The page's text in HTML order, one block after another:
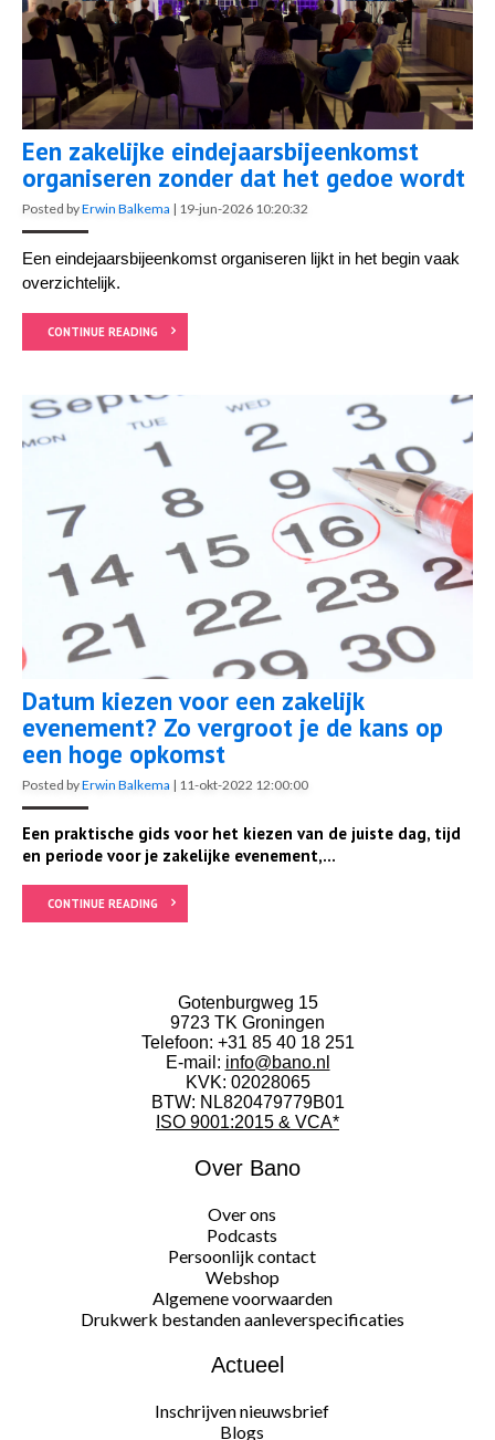
Een zakelijke eindejaarsbijeenkomst
organiseren zonder dat het gedoe wordt
Posted byErwin Balkema | 19-jun-2026 10:20:32
Een eindejaarsbijeenkomst organiseren lijkt in het begin vaak
overzichtelijk.
CONTINUE READING
Datum kiezen voor een zakelijk
evenement? Zo vergroot je de kans op
een hoge opkomst
Posted byErwin Balkema | 11-okt-2022 12:00:00
Een praktische gids voor het kiezen van de juiste dag, tijd
en periode voor je zakelijke evenement,...
CONTINUE READING
Gotenburgweg 15
9723 TK Groningen
Telefoon: +31 85 40 18 251
E-mail: info@bano.nl
KVK: 02028065
BTW: NL820479779B01
ISO 9001:2015 & VCA*
Over Bano
Over ons
Podcasts
Persoonlijk contact
Webshop
Algemene voorwaarden
Drukwerk bestanden aanleverspecificaties
Actueel
Inschrijven nieuwsbrief
Blogs